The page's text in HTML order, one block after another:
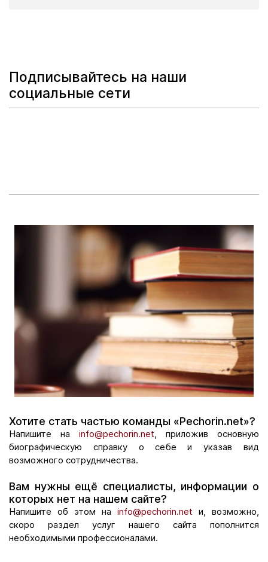
Подписывайтесь на наши
социальные сети
Хотите стать частью команды «Pechorin.net»?
Напишите на info@pechorin.net , приложив основную
биографическую справку о себе и указав вид
возможного сотрудничества.
Вам нужны ещё специалисты, информации о
которых нет на нашем сайте?
Напишите об этом на info@pechorin.net и, возможно,
скоро раздел услуг нашего сайта пополнится
необходимыми профессионалами.